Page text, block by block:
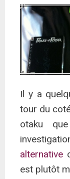
Il y a
tour du
otaku
alternative
est plutôt